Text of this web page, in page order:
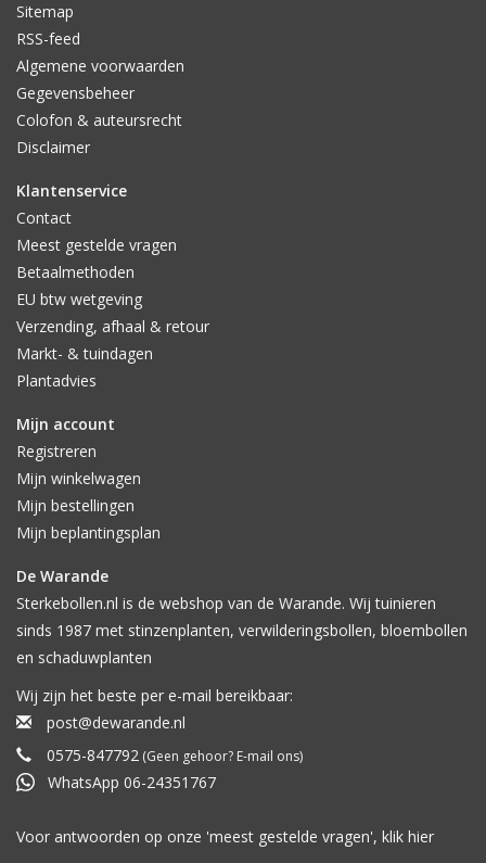
Sitemap
RSS-feed
Algemene voorwaarden
Gegevensbeheer
Colofon & auteursrecht
Disclaimer
Klantenservice
Contact
Meest gestelde vragen
Betaalmethoden
EU btw wetgeving
Verzending, afhaal & retour
Markt- & tuindagen
Plantadvies
Mijn account
Registreren
Mijn winkelwagen
Mijn bestellingen
Mijn beplantingsplan
De Warande
Sterkebollen.nl is de webshop van de Warande. Wij tuinieren
sinds 1987 met stinzenplanten, verwilderingsbollen, bloembollen
en schaduwplanten
Wij zijn het beste per e-mail bereikbaar:
post@dewarande.nl
0575-847792 (Geen gehoor? E-mail ons)
WhatsApp 06-24351767
Voor antwoorden op onze 'meest gestelde vragen', klik hier